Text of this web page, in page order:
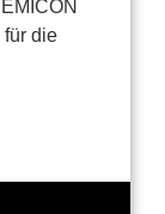
für die